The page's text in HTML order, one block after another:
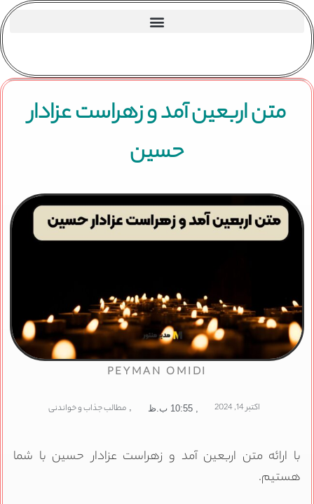
متن اربعین آمد و زهراست عزادار
حسین
PEYMAN OMIDI
اکتبر 14, 2024 10:55 ب.ظ مطالب جذاب و خواندنی
ارائه متن اربعین آمد و زهراست عزادار حسین با شما